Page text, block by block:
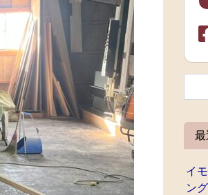
最
イ
ン